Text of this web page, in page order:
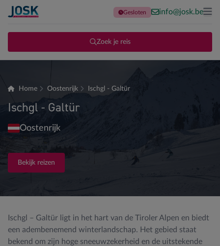
Terug naar de homepage
Gesloten info@josk.be
Zoek je reis
Home Oostenrijk Ischgl - Galtür
Ischgl - Galtür
Oostenrijk
Bekijk reizen
Ischgl – Galtür ligt in het hart van de Tiroler Alpen en biedt
een adembenemend winterlandschap. Het gebied staat
bekend om zijn hoge sneeuwzekerheid en de uitstekende